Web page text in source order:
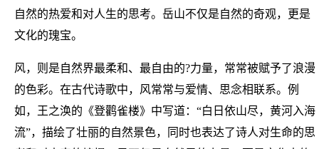
自然的热爱和对人生的思考。岳山不仅是自然的奇观，更是
文化的瑰宝。
风，则是自然界最柔和、最自由的?力量，常常被赋予了浪漫
的色彩。在古代诗歌中，风常常与爱情、思念相联系。例
如，王之涣的《登鹳雀楼》中写道：“白日依山尽，黄河入海
流”，描绘了壮丽的自然景色，同时也表达了诗人对生命的思